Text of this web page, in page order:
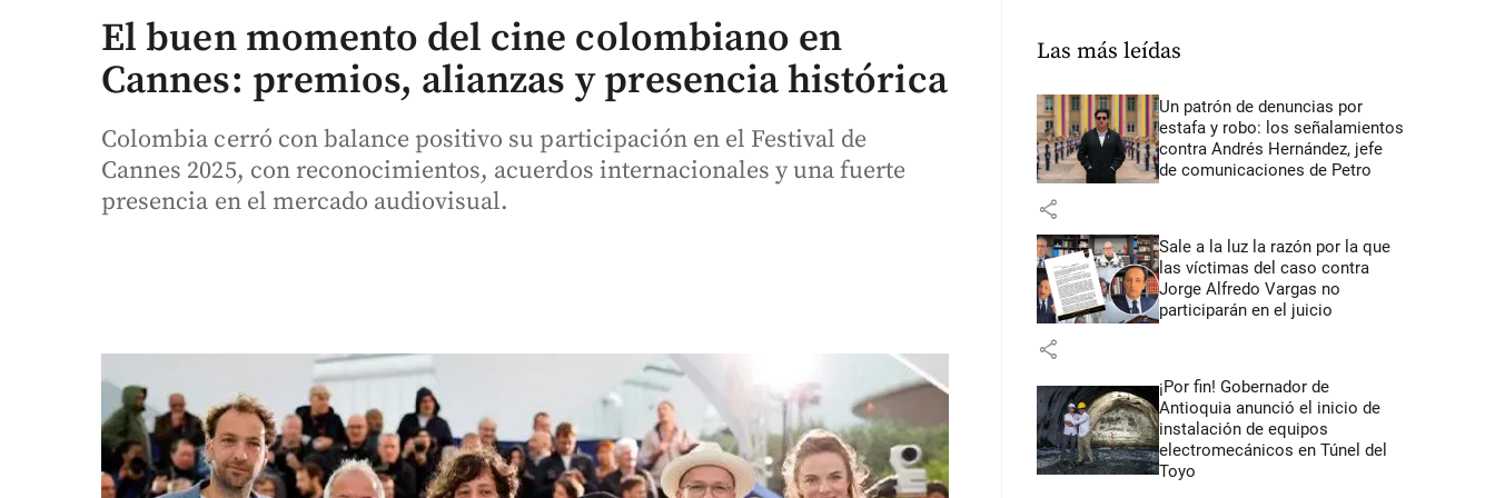
El buen momento del cine colombiano en
Cannes: premios, alianzas y presencia histórica
Colombia cerró con balance positivo su participación en el Festival de
Cannes 2025, con reconocimientos, acuerdos internacionales y una fuerte
presencia en el mercado audiovisual.
Las más leídas
Un patrón de denuncias por
estafa y robo: los señalamientos
contra Andrés Hernández, jefe
de comunicaciones de Petro
share
Sale a la luz la razón por la que
las víctimas del caso contra
Jorge Alfredo Vargas no
participarán en el juicio
share
¡Por fin! Gobernador de
Antioquia anunció el inicio de
instalación de equipos
electromecánicos en Túnel del
Toyo